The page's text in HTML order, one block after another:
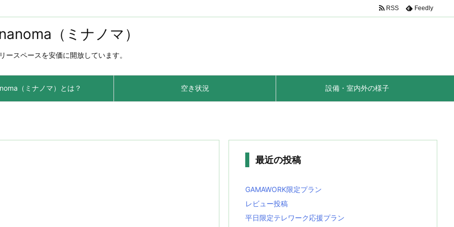
（ミナノマ）
スペースを安価に開放しています。
（ミナノマ）とは？ 空き状況 設備・室内外の様子
RSS Feedly
最近の投稿
GAMAWORK限定プラン
レビュー投稿
平日限定テレワーク応援プラン